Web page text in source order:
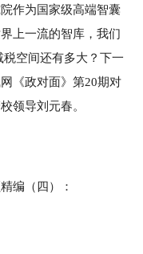
作为国家级高端智囊
上一流的智库，我们
空间还有多大？下一
《政对面》第20期对
领导刘元春。
编（四）：